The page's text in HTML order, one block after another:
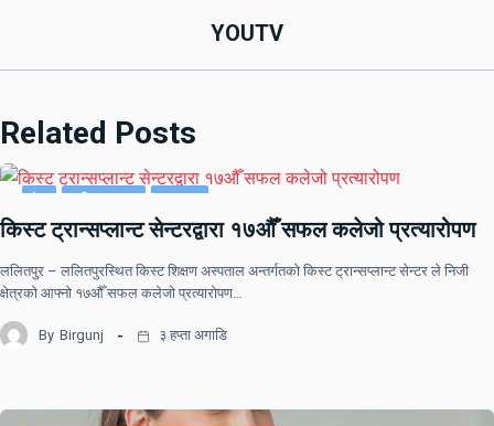
YOUTV
Related Posts
किस्ट ट्रान्सप्लान्ट सेन्टरद्वारा १७औँ सफल कलेजो प्रत्यारोपण
ललितपुर – ललितपुरस्थित किस्ट शिक्षण अस्पताल अन्तर्गतको किस्ट ट्रान्सप्लान्ट सेन्टर ले निजी
क्षेत्रको आफ्नो १७औँ सफल कलेजो प्रत्यारोपण…
By Birgunj ३ हप्ता अगाडि